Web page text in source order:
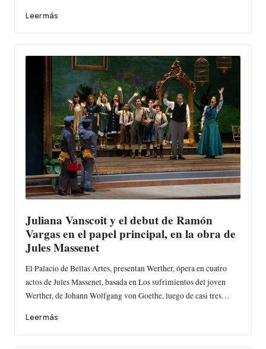
Leer más
Juliana Vanscoit y el debut de Ramón
Vargas en el papel principal, en la obra de
Jules Massenet
El Palacio de Bellas Artes, presentan Werther, ópera en cuatro
actos de Jules Massenet, basada en Los sufrimientos del joven
Werther, de Johann Wolfgang von Goethe, luego de casi tres…
Leer más